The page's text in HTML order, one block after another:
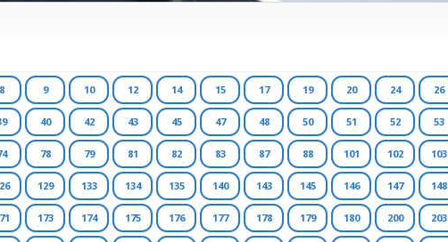
8 9 10 12 14 15 17 19 20 24 26
40 42 43 45 47 48 50 51 52 53
78 79 81 82 83 87 88 101 102 103
129 133 134 135 140 143 145 146 147 148
173 174 175 176 177 178 179 180 200 203